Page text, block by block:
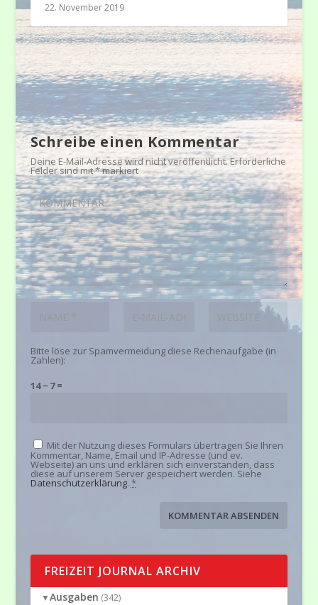
22. November 2019
Schreibe einen Kommentar
Deine E-Mail-Adresse wird nicht veröffentlicht.Erforderliche
Felder sind mit*markiert
Bitte löse zur Spamvermeidung diese Rechenaufgabe (in
Zahlen):
14 − 7 =
Mit der Nutzung dieses Formulars übertragen Sie Ihren
Kommentar, Name, Email und IP-Adresse (und ev.
Webseite) an uns und erklären sich einverstanden, dass
diese auf unserem Server gespeichert werden. Siehe
Datenschutzerklärung. *
FREIZEIT JOURNAL ARCHIV
▼Ausgaben (342)